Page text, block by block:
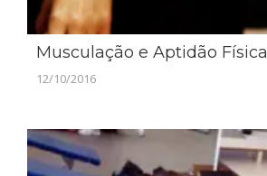
Musculação e Aptidão Física
12/10/2016